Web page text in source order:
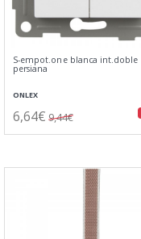
S-empot.one blanca int.doble
persiana
ONLEX
6,64€ 9,44€